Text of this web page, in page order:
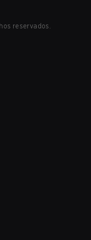
reservados.